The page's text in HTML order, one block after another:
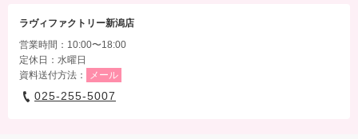
ラヴィファクトリー新潟店
営業時間：10:00〜18:00
定休日：水曜日
資料送付方法：
メール
025-255-5007